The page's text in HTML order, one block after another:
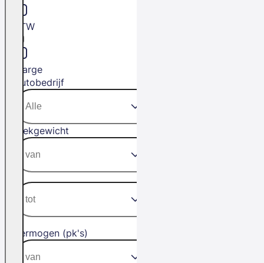
BTW
Marge
Autobedrijf
Trekgewicht
Vermogen (pk's)